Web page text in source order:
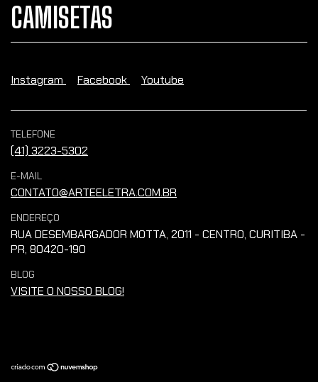
CAMISETAS
Instagram Facebook Youtube
TELEFONE
(41) 3223-5302
E-MAIL
CONTATO@ARTEELETRA.COM.BR
ENDEREÇO
RUA DESEMBARGADOR MOTTA, 2011 - CENTRO, CURITIBA -
PR, 80420-190
BLOG
VISITE O NOSSO BLOG!